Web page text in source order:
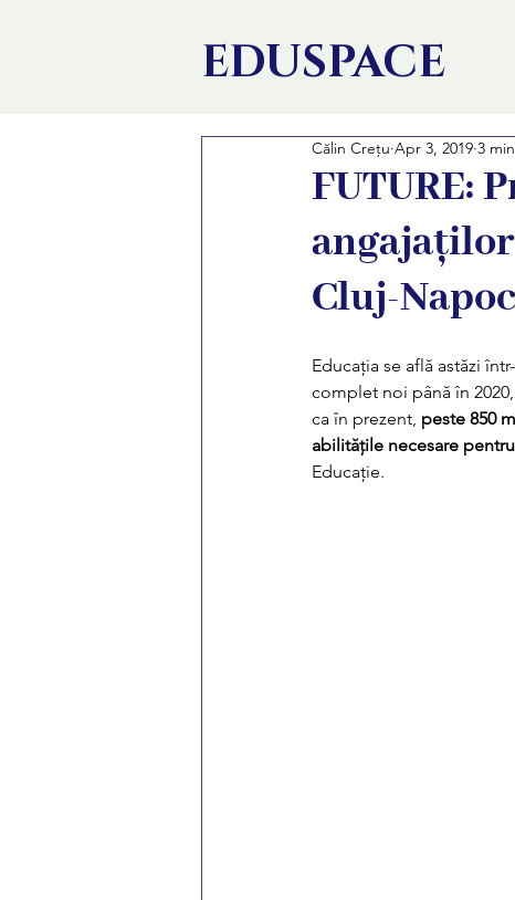
EDUSPACE
FUTURE:
Cluj-Napoc
Călin Crețu Apr 3, 2019 3
Educația se află astăzi
complet noi până în
ca în prezent, peste 850
abilitățile necesare
Educație.